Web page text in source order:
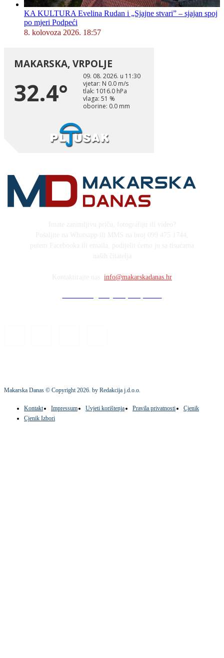
KA KULTURA Evelina Rudan i „Sjajne stvari” – sjajan spoj
po mjeri Podpeći
8. kolovoza 2026. 18:57
info@makarskadanas.hr
Makarska Danas © Copyright2026. by Redakcija j.d.o.o.
Kontakt Impressum Uvjeti korištenja Pravila privatnosti
Cjenik
Cjenik Izbori